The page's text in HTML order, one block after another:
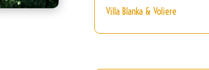
Villa Blanka & Voliere